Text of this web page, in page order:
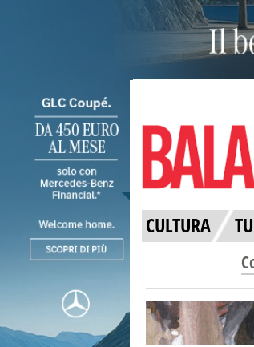
CULTURA